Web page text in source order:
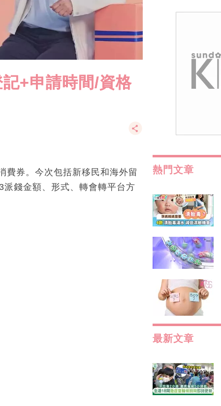
+申請時間/資格
費券。今次包括新移民和海外留
錢金額、形式、轉會轉平台方
熱門文章
最新文章